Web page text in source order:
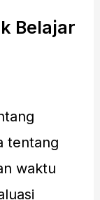
Belajar
tentang
waktu